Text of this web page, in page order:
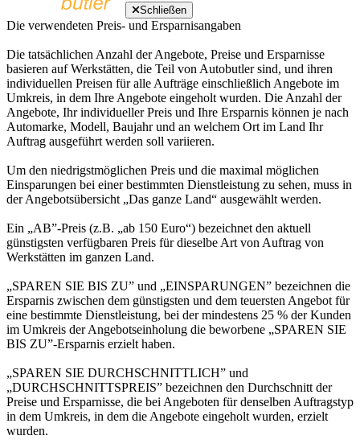
Schließen
Die verwendeten Preis- und Ersparnisangaben
Die tatsächlichen Anzahl der Angebote, Preise und Ersparnisse
basieren auf Werkstätten, die Teil von Autobutler sind, und ihren
individuellen Preisen für alle Aufträge einschließlich Angebote im
Umkreis, in dem Ihre Angebote eingeholt wurden. Die Anzahl der
Angebote, Ihr individueller Preis und Ihre Ersparnis können je nach
Automarke, Modell, Baujahr und an welchem Ort im Land Ihr
Auftrag ausgeführt werden soll variieren.
Um den niedrigstmöglichen Preis und die maximal möglichen
Einsparungen bei einer bestimmten Dienstleistung zu sehen, muss in
der Angebotsübersicht „Das ganze Land“ ausgewählt werden.
Ein „AB”-Preis (z.B. „ab 150 Euro“) bezeichnet den aktuell
günstigsten verfügbaren Preis für dieselbe Art von Auftrag von
Werkstätten im ganzen Land.
„SPAREN SIE BIS ZU” und „EINSPARUNGEN” bezeichnen die
Ersparnis zwischen dem günstigsten und dem teuersten Angebot für
eine bestimmte Dienstleistung, bei der mindestens 25 % der Kunden
im Umkreis der Angebotseinholung die beworbene „SPAREN SIE
BIS ZU”-Ersparnis erzielt haben.
„SPAREN SIE DURCHSCHNITTLICH” und
„DURCHSCHNITTSPREIS” bezeichnen den Durchschnitt der
Preise und Ersparnisse, die bei Angeboten für denselben Auftragstyp
in dem Umkreis, in dem die Angebote eingeholt wurden, erzielt
wurden.